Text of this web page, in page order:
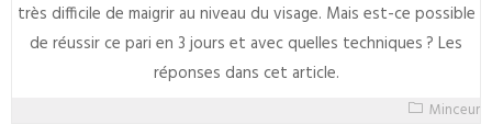
très difficile de maigrir au niveau du visage. Mais est-ce possible
de réussir ce pari en 3 jours et avec quelles techniques ? Les
réponses dans cet article.
Minceur